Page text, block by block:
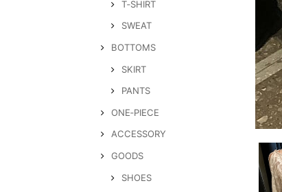
T‐SHIRT
SWEAT
BOTTOMS
SKIRT
PANTS
ONE‐PIECE
ACCESSORY
GOODS
SHOES